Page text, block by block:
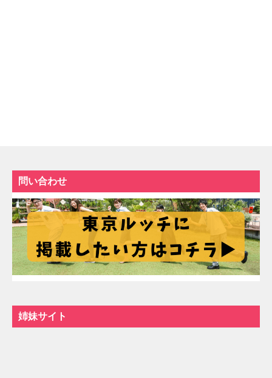
問い合わせ
姉妹サイト